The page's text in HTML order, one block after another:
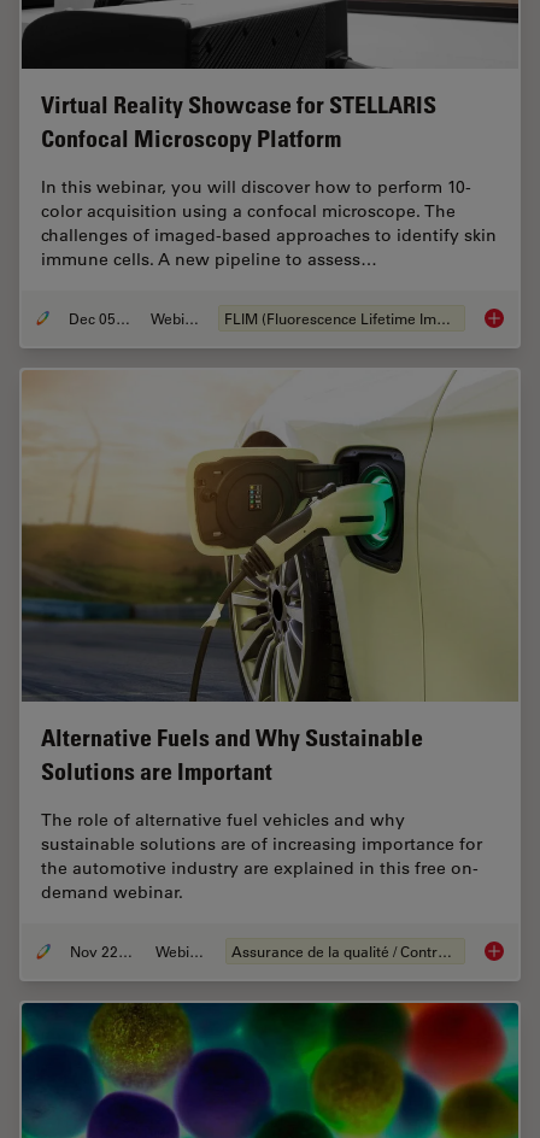
Virtual Reality Showcase for STELLARIS
Confocal Microscopy Platform
In this webinar, you will discover how to perform 10-
color acquisition using a confocal microscope. The
challenges of imaged-based approaches to identify skin
immune cells. A new pipeline to assess…
Dec 05, 2022 Webinaire FLIM (Fluorescence Lifetime Imaging Microscopy) Virtual
Alternative Fuels and Why Sustainable
Solutions are Important
The role of alternative fuel vehicles and why
sustainable solutions are of increasing importance for
the automotive industry are explained in this free on-
demand webinar.
Nov 22, 2022 Webinaire Assurance de la qualité / Contrôle de la qualité